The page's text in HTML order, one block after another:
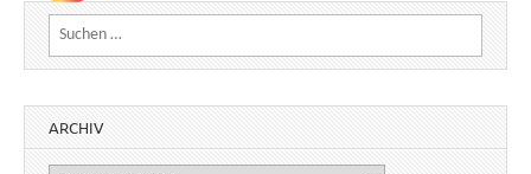
Suchen nach:
ARCHIV